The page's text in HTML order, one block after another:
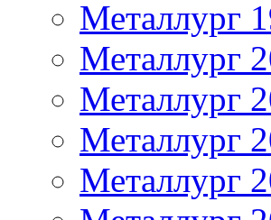
Металлург
Металлург
Металлург
Металлург
Металлург